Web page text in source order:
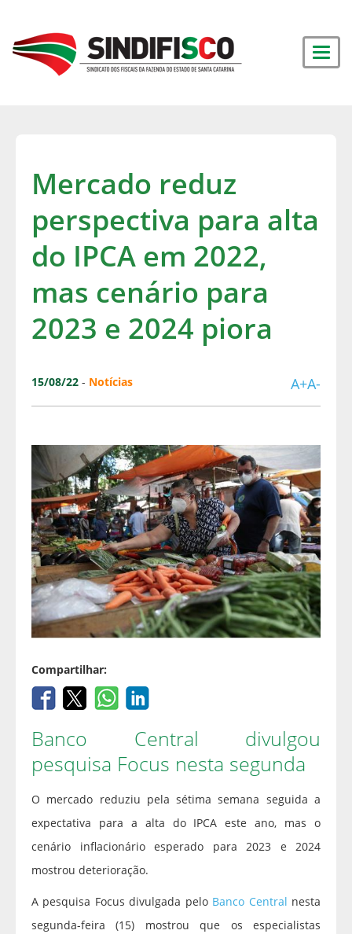
Mercado reduz
perspectiva para alta
do IPCA em 2022,
mas cenário para
2023 e 2024 piora
15/08/22 - Notícias A+A-
Compartilhar:
Banco Central divulgou
pesquisa Focus nesta segunda
O mercado reduziu pela sétima semana seguida a
expectativa para a alta do IPCA este ano, mas o
cenário inflacionário esperado para 2023 e 2024
mostrou deterioração.
A pesquisa Focus divulgada pelo Banco Central nesta
segunda-feira (15) mostrou que os especialistas